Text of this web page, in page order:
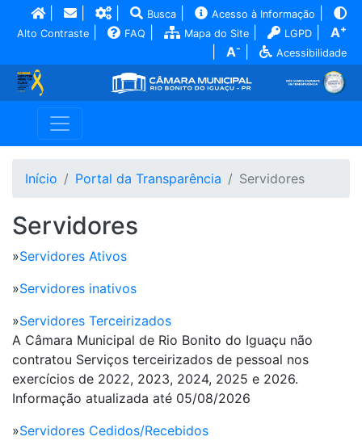
| Busca Acesso à Informação
Alto Contraste FAQ Mapa do Site LGPD A+
A- Acessibilidade
Início Portal da Transparência Servidores
Servidores
»Servidores Ativos
»Servidores inativos
»Servidores Terceirizados
A Câmara Municipal de Rio Bonito do Iguaçu não
contratou Serviços terceirizados de pessoal nos
exercícios de 2022, 2023, 2024, 2025 e 2026.
Informação atualizada até 05/08/2026
»Servidores Cedidos/Recebidos